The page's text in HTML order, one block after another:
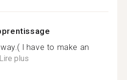
l have to make an
Lire plus